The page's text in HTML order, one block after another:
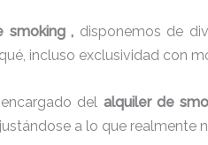
smoking , disponemos de
incluso exclusividad con
del alquiler de
a lo que realmente